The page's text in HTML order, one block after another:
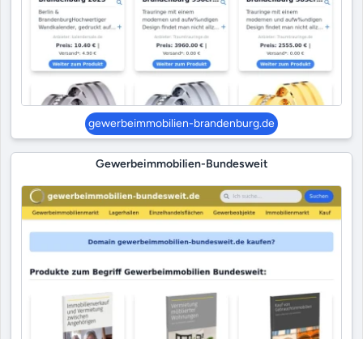
gewerbeimmobilien-brandenburg.de
Gewerbeimmobilien-Bundesweit